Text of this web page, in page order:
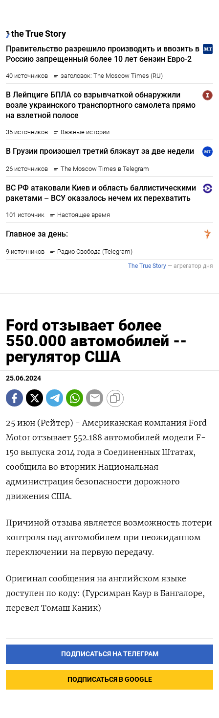
Ford отзывает более
550.000 автомобилей --
регулятор США
25.06.2024
25 июн (Рейтер) - Американская компания Ford
Motor отзывает 552.188 автомобилей модели F-
150 выпуска 2014 года в Соединенных Штатах,
сообщила во вторник Национальная
администрация безопасности дорожного
движения США.
Причиной отзыва является возможность потери
контроля над автомобилем при неожиданном
переключении на первую передачу.
Оригинал сообщения на английском языке
доступен по коду: (Гурсимран Каур в Бангалоре,
перевел Томаш Каник)
ПОДПИСАТЬСЯ НА ТЕЛЕГРАМ
ПОДПИСАТЬСЯ В GOOGLE